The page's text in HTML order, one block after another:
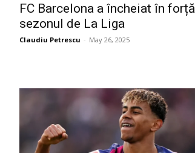
FC Barcelona a încheiat în forță
sezonul de La Liga
Claudiu Petrescu - May 26, 2025